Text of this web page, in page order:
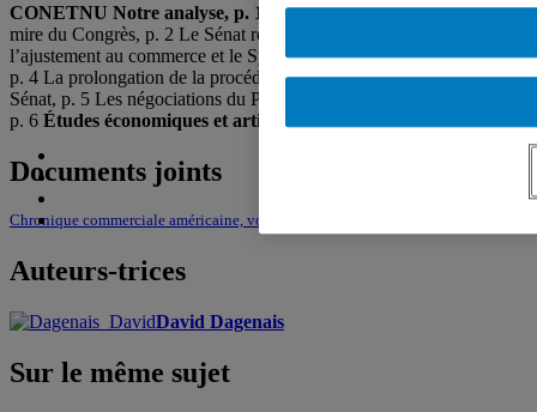
CONETNU Notre analyse, p. 1
Le renminbi à nouveau dans la
mire du Congrès, p. 2 Le Sénat renouvelle le Programme d’aide à
l’ajustement au commerce et le Système généralisé de préférences,
p. 4 La prolongation de la procédure « fast track » rejetée par le
Sénat, p. 5 Les négociations du Partenariat TransPacifique piétinent,
p. 6 Études économiques et articles connexes, p. 7
Documents joints
Chronique commerciale américaine, vol. 4, no 21, octobre 2011
Auteurs-trices
David Dagenais
Sur le même sujet